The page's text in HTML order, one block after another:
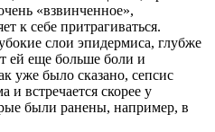
«взвинченное»,
к себе притрагиваться.
слои эпидермиса, глубже
ей еще больше боли и
уже было сказано, сепсис
и встречается скорее у
были ранены, например, в